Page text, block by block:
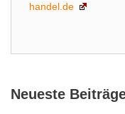
handel.de
Neueste